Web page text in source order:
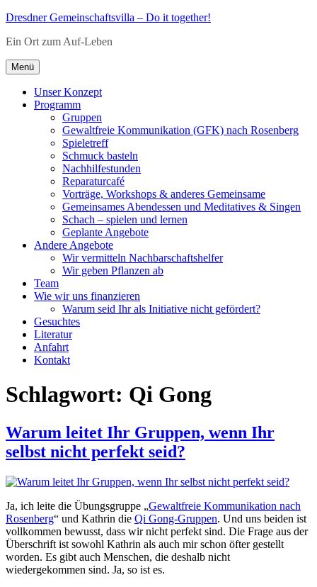
Zum
springen
Dresdner Gemeinschaftsvilla – Do it together!
Ein Ort zum Auf-Leben
Menü
Unser Konzept
Programm
Gruppen
Gewaltfreie Kommunikation (GFK) nach Rosenberg
Spieletreff
Schmuck basteln
Nachhilfestunden
Reparaturcafé
Vorträge, Workshops & anderes Gemeinsame
Gemeinsames Abendessen und Meditatives & Singen
Schach – spielen und lernen
Geplante Angebote
Andere Angebote
Wir vermitteln Nachbarschaftshelfer
Wir geben Pflanzen ab
Team
Wie wir uns finanzieren
Warum seid Ihr als Initiative nicht gefördert?
Gesuchtes
Literatur
Anfahrt
Kontakt
Schlagwort: Qi Gong
Warum leitet Ihr Gruppen, wenn Ihr
selbst nicht perfekt seid?
Ja, ich leite die Übungsgruppe „Gewaltfreie Kommunikation nach
Rosenberg“ und Kathrin die Qi Gong-Gruppen. Und uns beiden ist
vollkommen bewusst, dass wir nicht perfekt sind. Die Frage aus der
Überschrift ist sowohl Kathrin als auch mir schon öfter gestellt
worden. Es gibt auch Menschen, die deshalb nicht
wiedergekommen sind. Ja, so ist es.